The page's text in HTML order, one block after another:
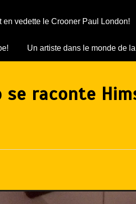
en vedette le Crooner Paul London!
Un artiste dans le monde de
se raconte